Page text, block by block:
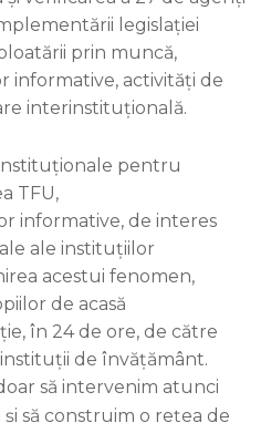
legislației
prin muncă,
informative, activități de
interinstituțională.
pentru
TFU,
informative, de interes
ale instituțiilor
acestui fenomen,
de acasă
în 24 de ore, de către
de învățământ.
să intervenim atunci
să construim o rețea de